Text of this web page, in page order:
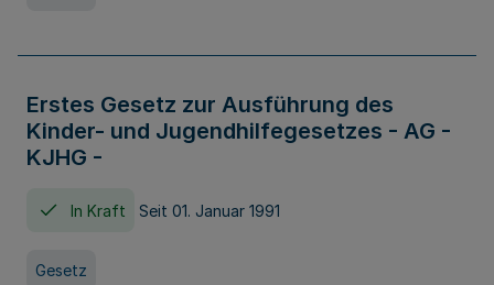
Erstes Gesetz zur Ausführung des
Kinder- und Jugendhilfegesetzes - AG -
KJHG -
In Kraft Seit 01. Januar 1991
Gesetz